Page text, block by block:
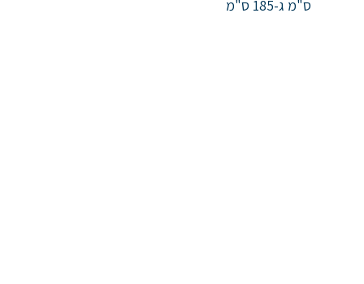
ס"מ ג-185 ס"מ